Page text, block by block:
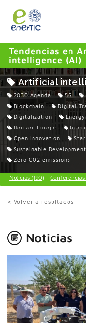
Tendencias en
intelligence (AI)
Artificial
2030 Agenda 5G
Blockchain
Digital
Digitalization
Horizon Europe
Open Innovation
Sustainable Development
Zero CO2 emissions
Noticias (190) Conferencias
< Volver a resultados
Noticias